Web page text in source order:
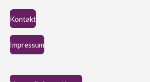
Kontakt
Impressum